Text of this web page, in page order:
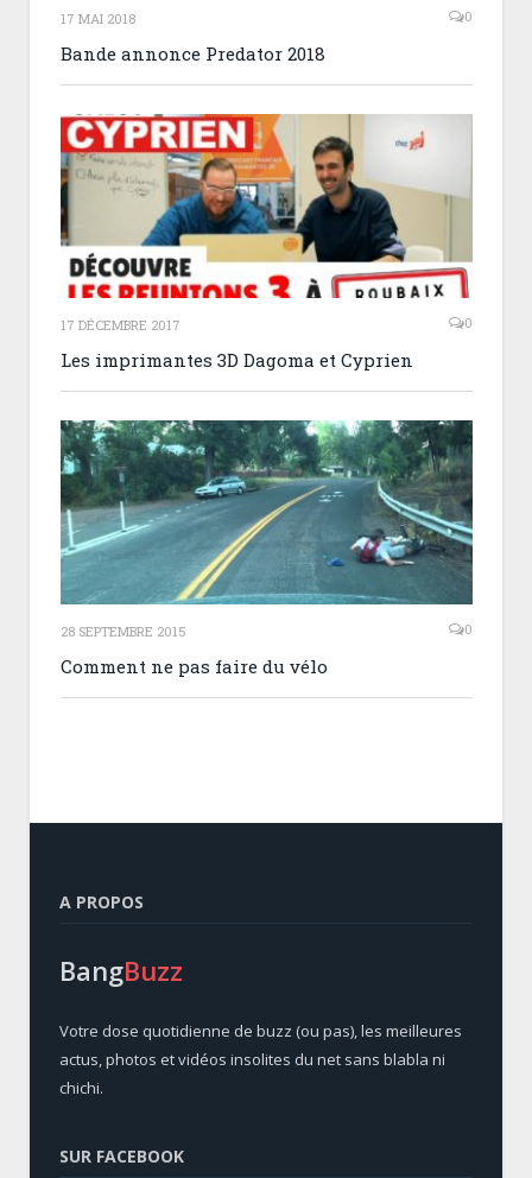
17 MAI 2018 0
Bande annonce Predator 2018
17 DÉCEMBRE 2017 0
Les imprimantes 3D Dagoma et Cyprien
28 SEPTEMBRE 2015 0
Comment ne pas faire du vélo
A PROPOS
BangBuzz
Votre dose quotidienne de buzz (ou pas), les meilleures
actus, photos et vidéos insolites du net sans blabla ni
chichi.
SUR FACEBOOK